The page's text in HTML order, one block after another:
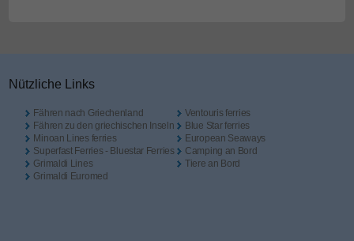
Nützliche Links
Fähren nach Griechenland
Fähren zu den griechischen Inseln
Minoan Lines ferries
Superfast Ferries - Bluestar Ferries
Grimaldi Lines
Grimaldi Euromed
Ventouris ferries
Blue Star ferries
European Seaways
Camping an Bord
Tiere an Bord